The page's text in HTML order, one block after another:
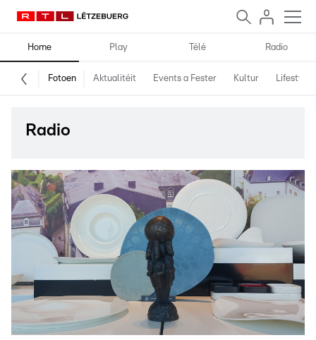
Home Play Télé Radio
Fotoen Aktualitéit Events a Fester Kultur Lifestyle
Radio